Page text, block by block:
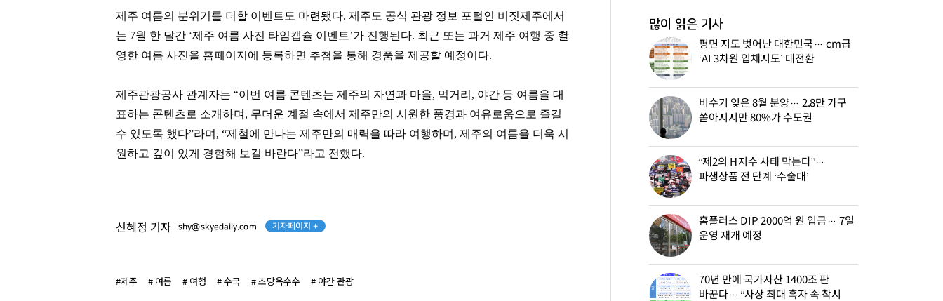
손흥민
로스앤젤레스 FC
트리마제
팬클럽 참여
함영준
오뚜기
이니그마빌2
팬클럽 참여
강태영
NH농협은행
다가구주택 및 근린생활시설
팬클럽 참여
백종원
더본코리아
트라움하우스 2차
팬클럽 참여
대신증권
나인원한남
팬클럽 참여
제주 여름의 분위기를 더할 이벤트도 마련됐다. 제주도 공식 관광 정보 포털인 비짓제주에서
는 7월 한 달간 ‘제주 여름 사진 타임캡슐 이벤트’가 진행된다. 최근 또는 과거 제주 여행 중 촬
영한 여름 사진을 홈페이지에 등록하면 추첨을 통해 경품을 제공할 예정이다.
제주관광공사 관계자는 “이번 여름 콘텐츠는 제주의 자연과 마을, 먹거리 , 야간 등 여름을 대
표하는 콘텐츠로 소개하며 , 무더운 계절 속에서 제주만의 시원한 풍경과 여유로움으로 즐길
수 있도록 했다”라며 , “제철에 만나는 제주만의 매력을 따라 여행하며 , 제주의 여름을 더욱 시
원하고 깊이 있게 경험해 보길 바란다”라고 전했다.
신혜정 기자 shy@skyedaily.com 기자페이지 +
#제주 # 여름 # 여행 # 수국 # 초당옥수수 # 야간 관광
많이 읽은 기사
평면 지도 벗어난 대한민국… cm급
‘AI 3차원 입체지도’ 대전환
비수기 잊은 8월 분양… 2.8만 가구
쏟아지지만 80%가 수도권
“제2의 H지수 사태 막는다”…
파생상품 전 단계 ‘수술대’
홈플러스 DIP 2000억 원 입금… 7일
운영 재개 예정
70년 만에 국가자산 1400조 판
바꾼다… “사상 최대 흑자 속 착시